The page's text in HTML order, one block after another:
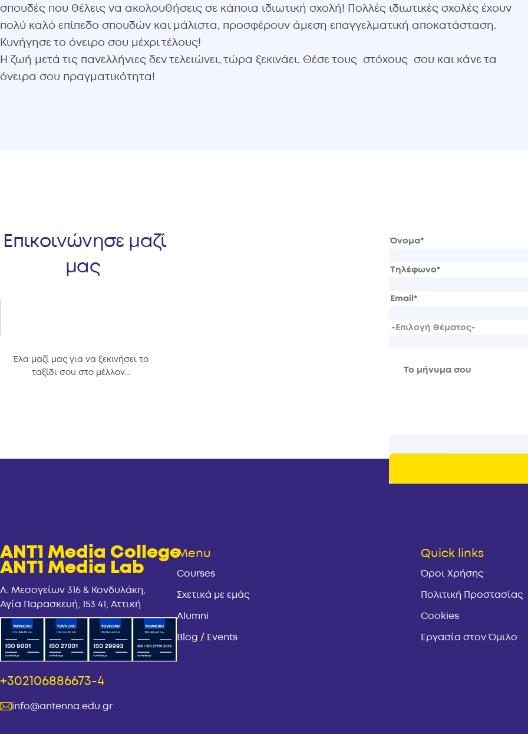
σπουδές που θέλεις να ακολουθήσεις σε κάποια ιδιωτική σχολή! Πολλές ιδιωτικές σχολές έχουν
πολύ καλό επίπεδο σπουδών και μάλιστα, προσφέρουν άμεση επαγγελματική αποκατάσταση.
Κυνήγησε το όνειρο σου μέχρι τέλους!
Η ζωή μετά τις πανελλήνιες δεν τελειώνει, τώρα ξεκινάει. Θέσε τους στόχους σου και κάνε τα
όνειρα σου πραγματικότητα!
Επικοινώνησε μαζί
μας
Έλα μαζί μας για να ξεκινήσει το
ταξίδι σου στο μέλλον...
ANT1 Media College
ANT1 Media Lab
Λ. Μεσογείων 316 & Κονδυλάκη,
Αγία Παρασκευή, 153 41, Αττική
+302106886673-4
info@antenna.edu.gr
Menu
Courses
Σχετικά με εμάς
Alumni
Blog / Events
Quick links
Όροι Χρήσης
Πολιτική Προστασίας
Cookies
Εργασία στον Όμιλο